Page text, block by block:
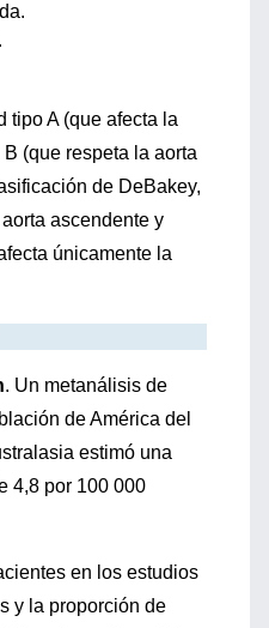
tipo A (que afecta la
(que respeta la aorta
de DeBakey,
ascendente y
únicamente la
. Un metanálisis de
de América del
estimó una
4,8 por 100 000
en los estudios
y la proporción de